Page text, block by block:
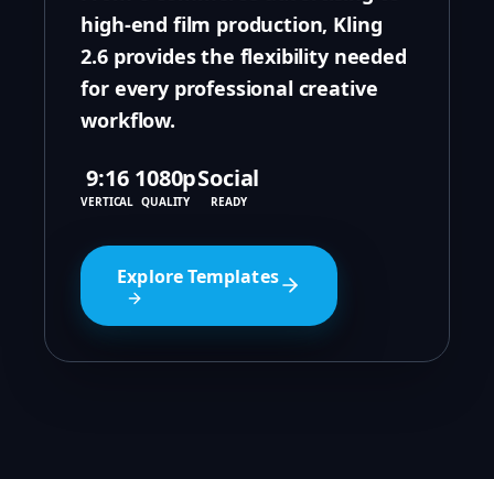
high-end film production, Kling
2.6 provides the flexibility needed
for every professional creative
workflow.
9:16
VERTICAL
1080p
QUALITY
Social
READY
Explore Templates